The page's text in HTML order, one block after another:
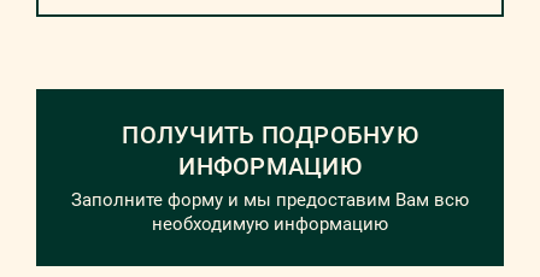
ПОЛУЧИТЬ ПОДРОБНУЮ
ИНФОРМАЦИЮ
Заполните форму и мы предоставим Вам всю
необходимую информацию